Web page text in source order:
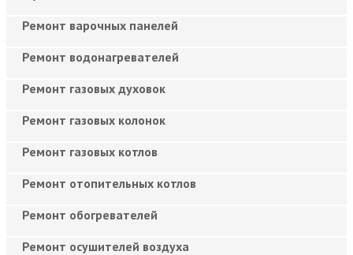
Ремонт варочных панелей
Ремонт водонагревателей
Ремонт газовых духовок
Ремонт газовых колонок
Ремонт газовых котлов
Ремонт отопительных котлов
Ремонт обогревателей
Ремонт осушителей воздуха